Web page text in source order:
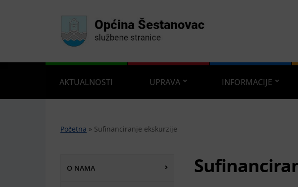
AKTUALNOSTI UPRAVA INFORMACIJE
Početna » Sufinanciranje ekskurzije
O NAMA